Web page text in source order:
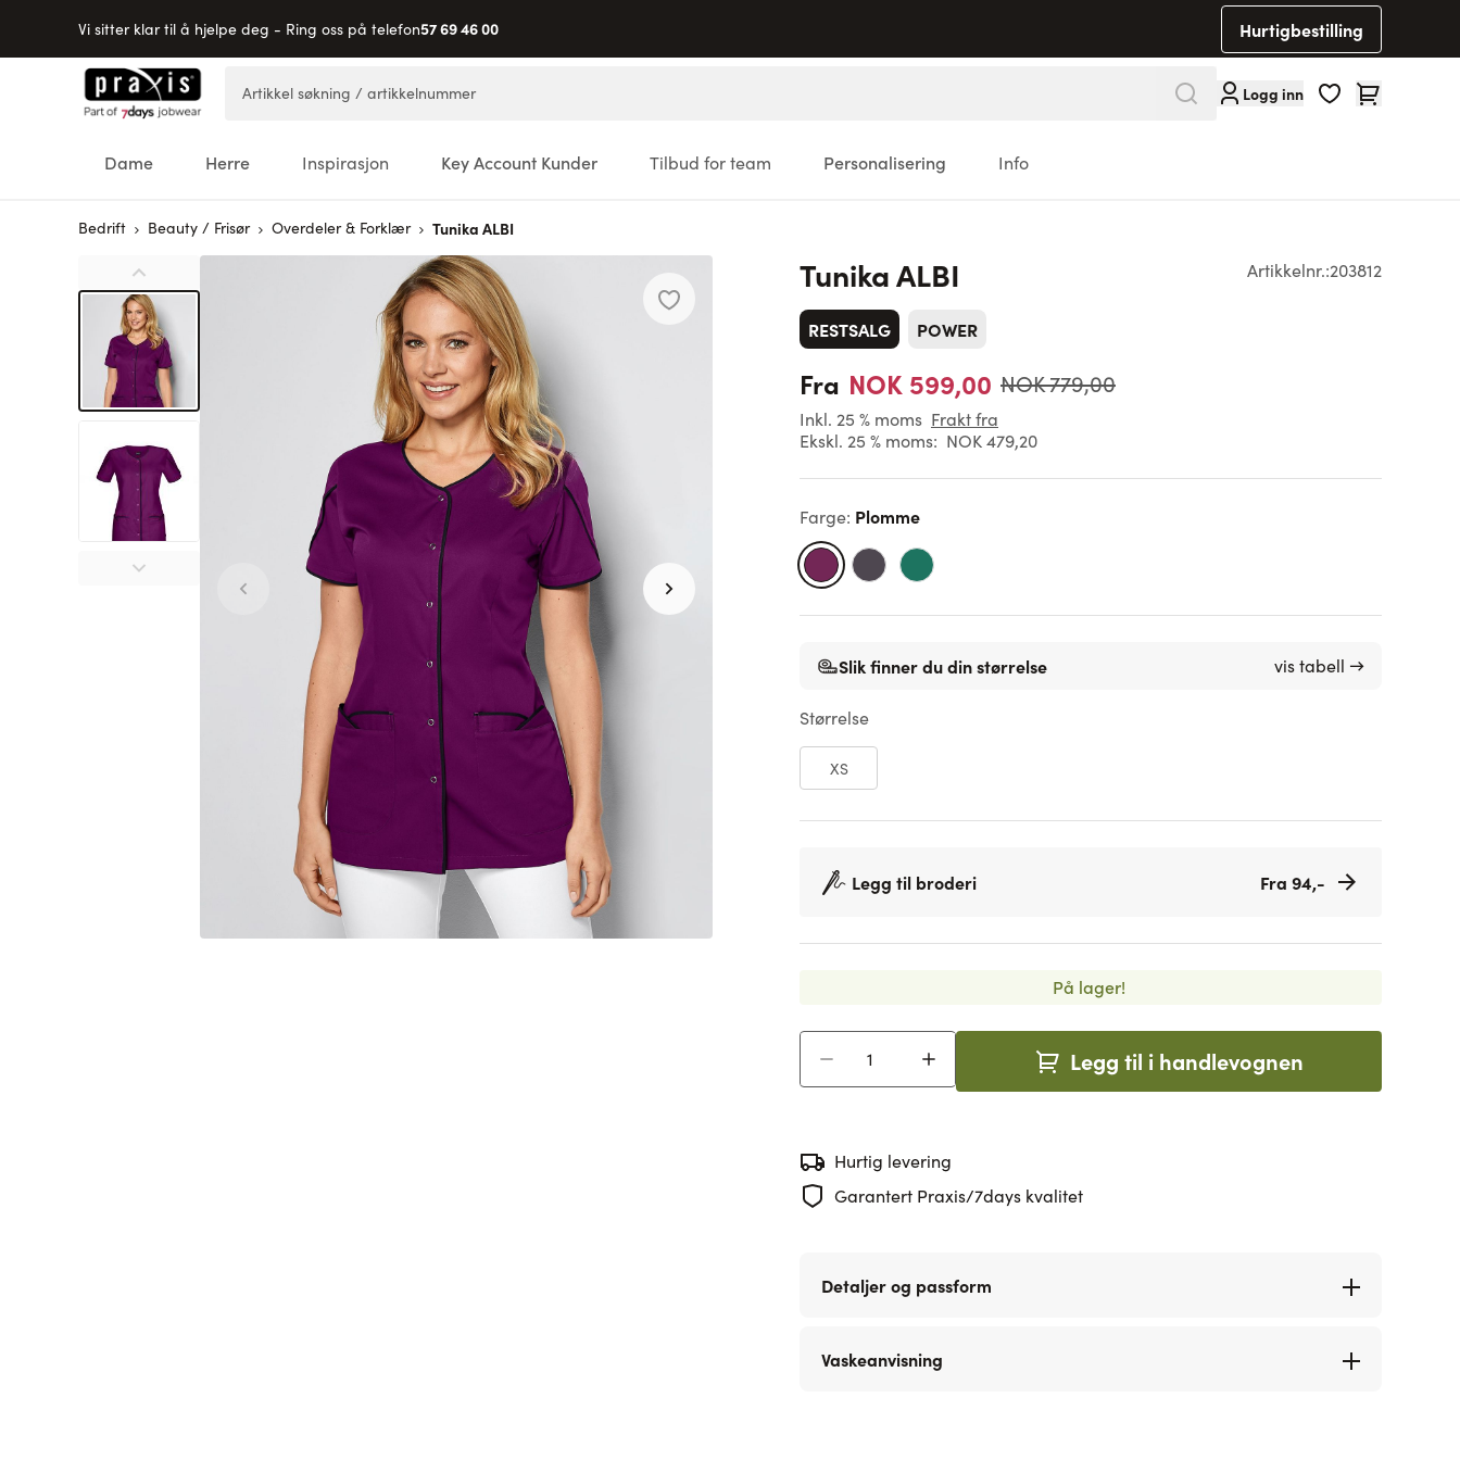
Vi sitter klar til å hjelpe deg - Ring oss på telefon57 69 46 00 Hurtigbestilling
Hopp til innhold
Logg inn Cart
Dame Herre Inspirasjon Key Account Kunder Tilbud for team Personalisering Info
Bedrift Beauty / Frisør Overdeler & Forklær Tunika ALBI
Artikkelnr.:203812
Tunika ALBI
RESTSALG POWER
Fra NOK 599,00 NOK 779,00
Inkl. 25 % moms Frakt fra
Ekskl. 25 % moms: NOK 479,20
Farge: Plomme
Slik finner du din størrelse vis tabell →
Størrelse
XS
Legg til broderi Fra 94,-
På lager!
Legg til i handlevognen
Hurtig levering
Garantert Praxis/7days kvalitet
Detaljer og passform
Vaskeanvisning